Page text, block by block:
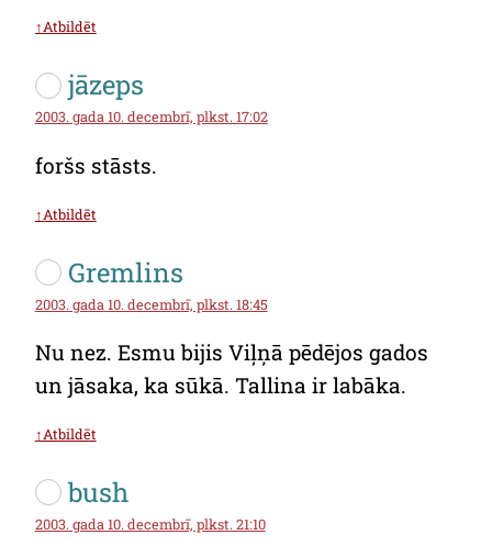
↑Atbildēt
jāzeps
2003. gada 10. decembrī, plkst. 17:02
foršs stāsts.
↑Atbildēt
Gremlins
2003. gada 10. decembrī, plkst. 18:45
Nu nez. Esmu bijis Viļņā pēdējos gados
un jāsaka, ka sūkā. Tallina ir labāka.
↑Atbildēt
bush
2003. gada 10. decembrī, plkst. 21:10